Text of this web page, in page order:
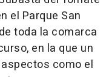
el Parque San
toda la comarca
en la que un
como el